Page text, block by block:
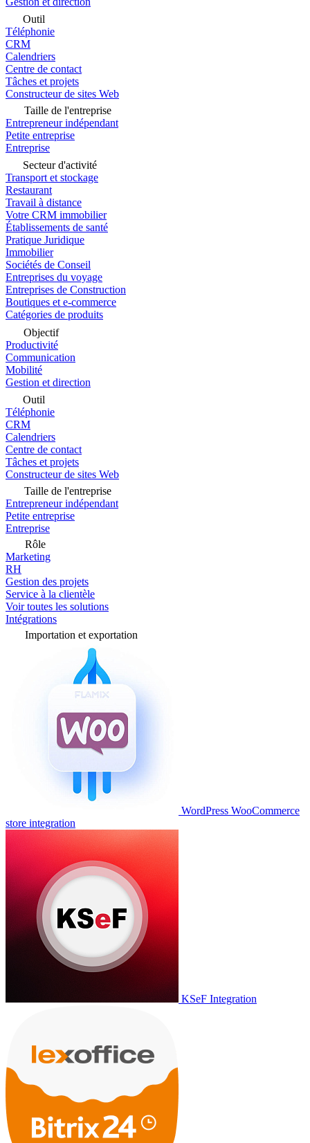
Outil
Téléphonie
CRM
Calendriers
Centre de contact
Tâches et projets
Constructeur de sites Web
Taille de l'entreprise
Entrepreneur indépendant
Petite entreprise
Entreprise
Secteur d'activité
Transport et stockage
Restaurant
Travail à distance
Votre CRM immobilier
Établissements de santé
Pratique Juridique
Immobilier
Sociétés de Conseil
Entreprises du voyage
Entreprises de Construction
Boutiques et e-commerce
Catégories de produits
Objectif
Productivité
Communication
Mobilité
Gestion et direction
Outil
Téléphonie
CRM
Calendriers
Centre de contact
Tâches et projets
Constructeur de sites Web
Taille de l'entreprise
Entrepreneur indépendant
Petite entreprise
Entreprise
Rôle
Marketing
RH
Gestion des projets
Service à la clientèle
Voir toutes les solutions
Intégrations
Importation et exportation
WordPress WooCommerce
store integration
KSeF Integration